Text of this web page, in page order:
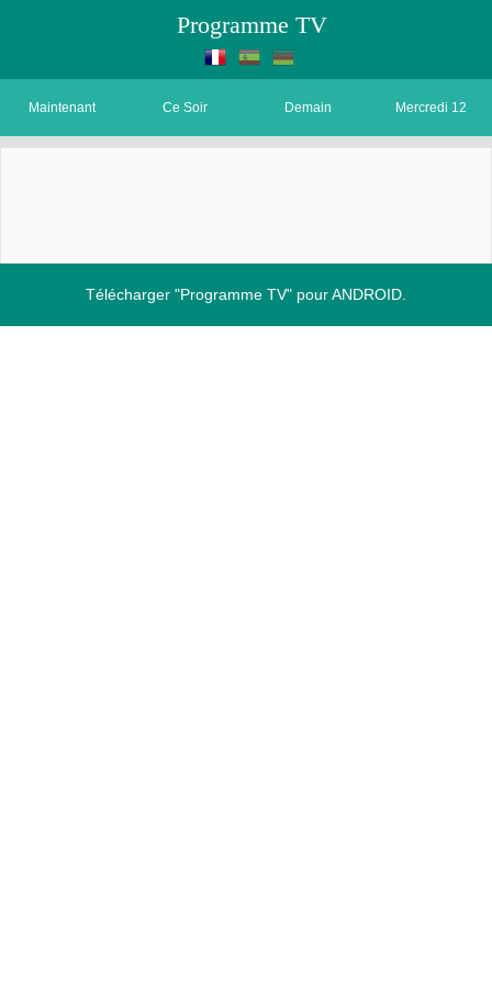
Programme TV
Maintenant Ce Soir Demain Mercredi 12
Télécharger "Programme TV" pour ANDROID.